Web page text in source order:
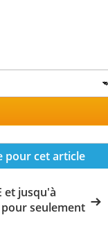
pour cet article
et jusqu'à
seulement